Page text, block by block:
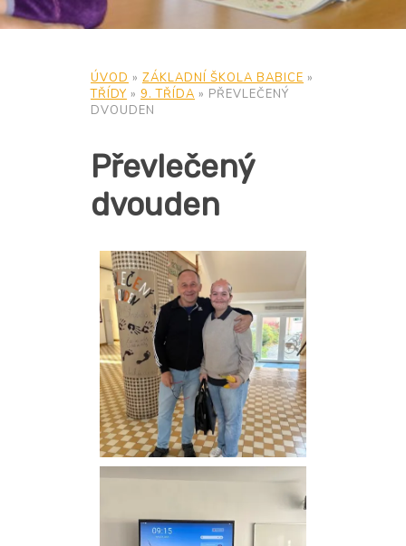
ÚVOD » ZÁKLADNÍ ŠKOLA BABICE »
TŘÍDY » 9. TŘÍDA » PŘEVLEČENÝ
DVOUDEN
Převlečený
dvouden